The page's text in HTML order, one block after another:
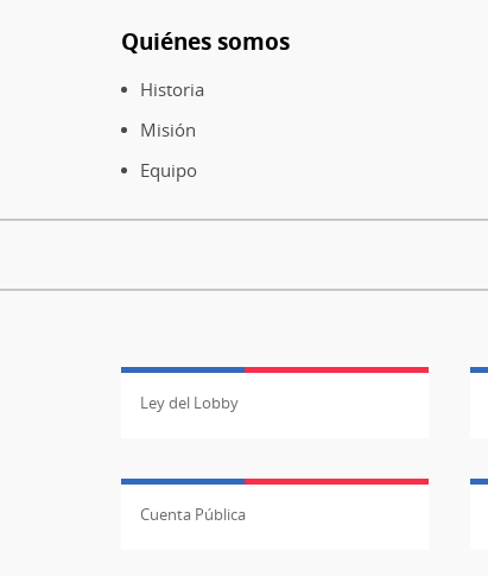
Museo
Nacional,
c.
Quiénes somos
Historia
Misión
Equipo
Ley del Lobby
Cuenta Pública